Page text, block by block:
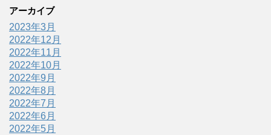
アーカイブ
2023年3月
2022年12月
2022年11月
2022年10月
2022年9月
2022年8月
2022年7月
2022年6月
2022年5月